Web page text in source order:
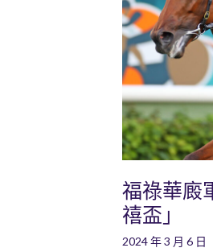
福祿華廄
禧盃」
2024 年 3 月 6 日